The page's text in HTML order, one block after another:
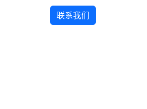
联系我们